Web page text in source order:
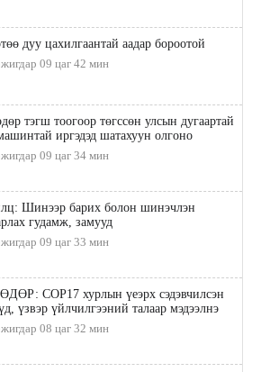
дуу цахилгаантай аадар бороотой
09 цаг 42 мин
тэгш тоогоор төгссөн улсын дугаартай
иргэдэд шатахуун олгоно
09 цаг 34 мин
Шинээр барих болон шинэчлэн
гудамж, замууд
09 цаг 33 мин
COP17 хурлын үеэрх сэдэвчилсэн
үзвэр үйлчилгээний талаар мэдээлнэ
08 цаг 32 мин